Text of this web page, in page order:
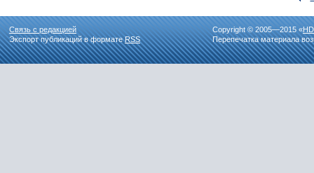
Связь с редакцией
Экспорт публикаций в форматеRSS
Copyright © 2005—2015 «
Перепечатка материала